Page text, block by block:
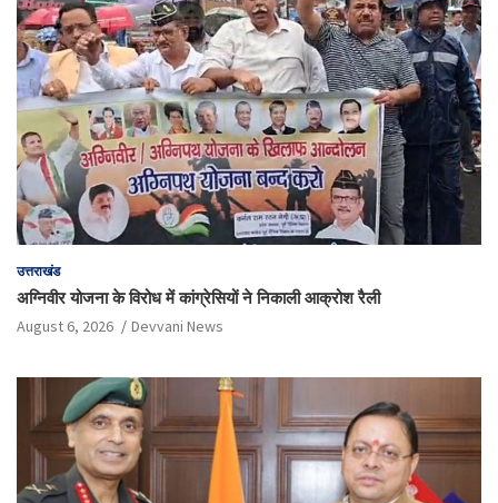
उत्तराखंड
अग्निवीर योजना के विरोध में कांग्रेसियों ने निकाली आक्रोश रैली
August 6, 2026 Devvani News